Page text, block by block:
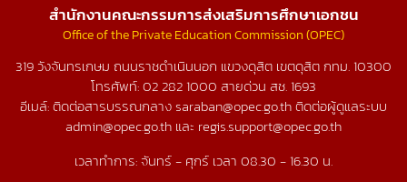
สำนักงานคณะกรรมการส่งเสริมการศึกษาเอกชน
Office of the Private Education Commission (OPEC)
319 วังจันทรเกษม ถนนราชดำเนินนอก แขวงดุสิต เขตดุสิต กทม. 10300
โทรศัพท์:02 282 1000 สายด่วน สช.1693
อีเมล์: ติดต่อสารบรรณกลาง saraban@opec.go.th ติดต่อผู้ดูแลระบบ
admin@opec.go.th และ regis.support@opec.go.th
เวลาทำการ: จันทร์ - ศุกร์ เวลา 08.30 - 16.30 น.